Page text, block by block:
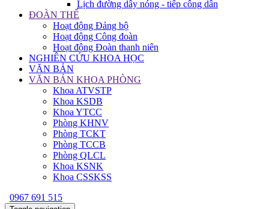
Lịch đường dây nóng - tiếp công dân
ĐOÀN THỂ
Hoạt động Đảng bộ
Hoạt động Công đoàn
Hoạt động Đoàn thanh niên
NGHIÊN CỨU KHOA HỌC
VĂN BẢN
VĂN BẢN KHOA PHÒNG
Khoa ATVSTP
Khoa KSDB
Khoa YTCC
Phòng KHNV
Phòng TCKT
Phòng TCCB
Phòng QLCL
Khoa KSNK
Khoa CSSKSS
0967 691 515